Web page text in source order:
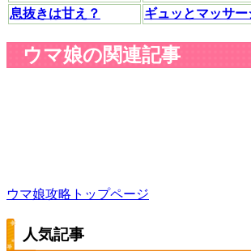
息抜きは甘え？
ギュッとマッサー
ウマ娘の関連記事
ウマ娘攻略トップページ
人気記事